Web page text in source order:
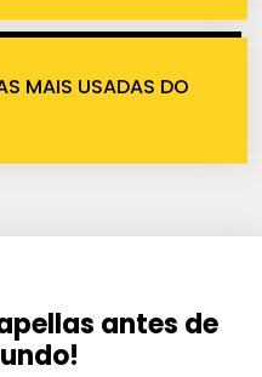
MAIS USADAS DO
antes de